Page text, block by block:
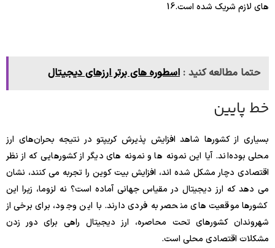
های لازم شریک شده است.16
حتما مطالعه کنید : اسطوره های برتر ارزهای دیجیتال
خط پایین
بسیاری از کشورها شاهد افزایش پذیرش کریپتو در نتیجه بحران‌های ارز
محلی بوده‌اند. آیا این نمونه ها و نمونه های دیگر از کشورهایی که از نظر
اقتصادی دچار مشکل شده اند، افزایش بیت کوین را تجربه می کنند، نشان
می دهد که ارز دیجیتال در مقیاس جهانی آماده است؟ نه لزوما، زیرا این
کشورها موقعیت های منحصر به فردی دارند. با این وجود، برای برخی از
شهروندان کشورهای تحت محاصره، ارز دیجیتال راهی برای دور زدن
مشکلات اقتصادی محلی است.